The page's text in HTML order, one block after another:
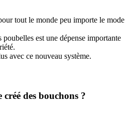
tout le monde peu importe le mode
est une dépense importante
avec ce nouveau système.
des bouchons ?